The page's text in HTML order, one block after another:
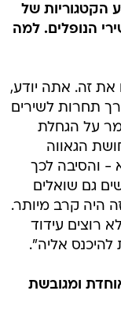
הקטגוריות של
הנופלים. למה
את זה. אתה יודע,
תחרות לשירים
על הגחלת
הגאווה
- והסיבה לכך
גם שואלים
היה קרב מיותר.
רוצים עידוד
אליה".
ומגובשת